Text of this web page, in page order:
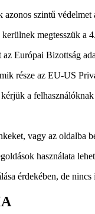
szintű
megtesszük a
Európai Bizottság
része az EU-US
a
vagy az oldalba
használata
érdekében, de